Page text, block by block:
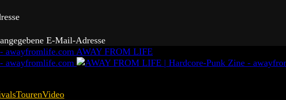
E-Mail-Adresse
AWAY FROM LIFE
TourenVideo